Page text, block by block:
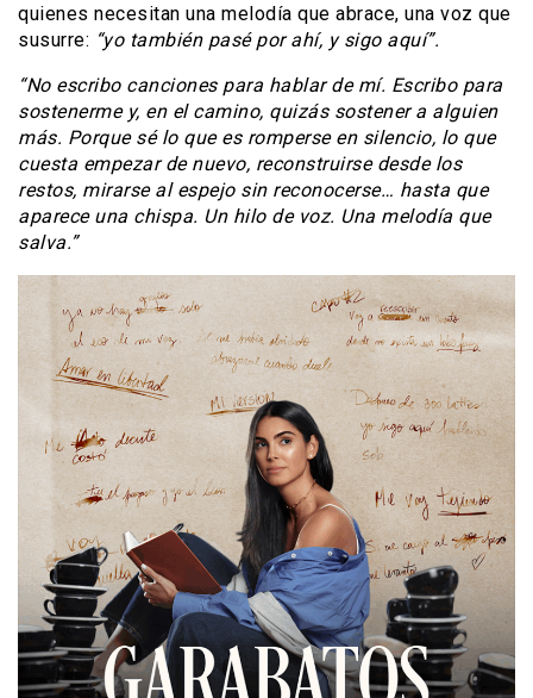
quienes necesitan una melodía que abrace, una voz que
susurre: “yo también pasé por ahí, y sigo aquí”.
“No escribo canciones para hablar de mí. Escribo para
sostenerme y, en el camino, quizás sostener a alguien
más. Porque sé lo que es romperse en silencio, lo que
cuesta empezar de nuevo, reconstruirse desde los
restos, mirarse al espejo sin reconocerse… hasta que
aparece una chispa. Un hilo de voz. Una melodía que
salva.”